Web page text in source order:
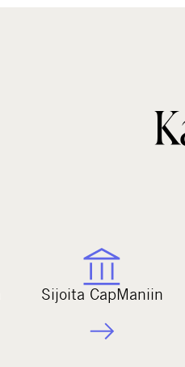
Sijoita CapManiin